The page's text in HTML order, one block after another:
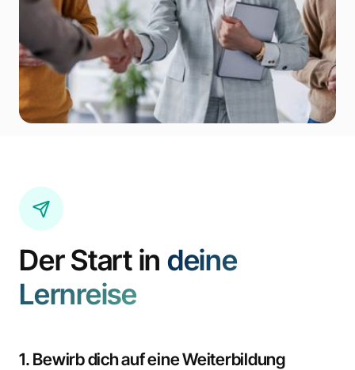
Der Start in deine
Lernreise
1. Bewirb dich auf eine Weiterbildung